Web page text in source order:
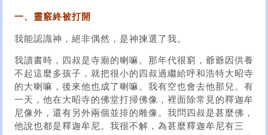
一、靈竅終被打開
我能認識神，絕非偶然，是神揀選了我。
我讀書時，四叔是寺廟的喇嘛。那年代很窮，爺爺因供養
不起這麼多孩子，就把很小的四叔過繼給呼和浩特大昭寺
的大喇嘛，後來他也成了喇嘛。我有空也會去他那兒。有
一天，他在大昭寺的佛堂打掃佛像，裡面除常見的釋迦牟
尼像外，還有另外兩個並排的雕像。我問四叔是甚麼佛，
他說也都是釋迦牟尼。我很不解，為甚麼釋迦牟尼有三